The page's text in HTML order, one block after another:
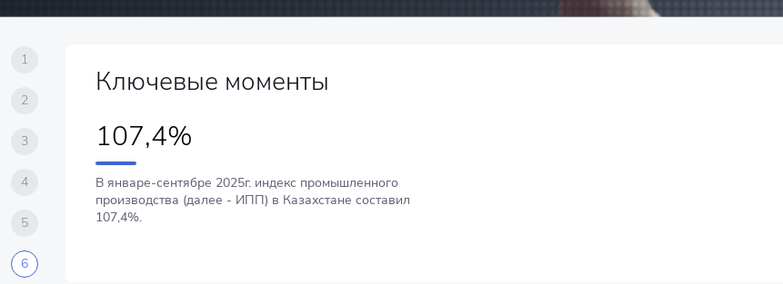
1
2
3
4
5
6
Ключевые моменты
107,4%
В январе-сентябре 2025г. индекс промышленного
производства (далее - ИПП) в Казахстане составил
107,4%.